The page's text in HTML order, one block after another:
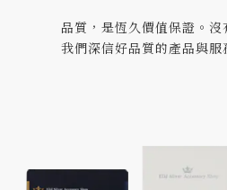
品質，是恆久價值保證。
我們深信好品質的產品與服